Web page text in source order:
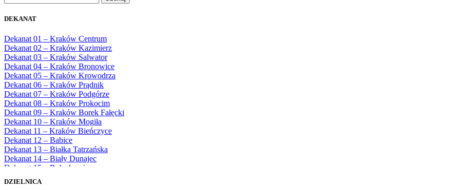
DEKANAT
Dekanat 01 – Kraków Centrum
Dekanat 02 – Kraków Kazimierz
Dekanat 03 – Kraków Salwator
Dekanat 04 – Kraków Bronowice
Dekanat 05 – Kraków Krowodrza
Dekanat 06 – Kraków Prądnik
Dekanat 07 – Kraków Podgórze
Dekanat 08 – Kraków Prokocim
Dekanat 09 – Kraków Borek Fałęcki
Dekanat 10 – Kraków Mogiła
Dekanat 11 – Kraków Bieńczyce
Dekanat 12 – Babice
Dekanat 13 – Białka Tatrzańska
Dekanat 14 – Biały Dunajec
Dekanat 15 – Bolechowice
Dekanat 17 – Czarny Dunajec
DZIELNICA